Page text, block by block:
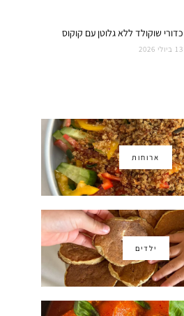
כדורי שוקולד ללא גלוטן עם קוקוס
13 ביולי 2026
ארוחות
ילדים